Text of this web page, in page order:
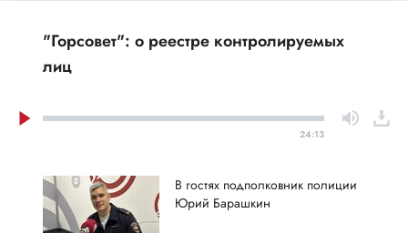
"Горсовет": о реестре контролируемых
лиц
24:13
В гостях подполковник полиции
Юрий Барашкин